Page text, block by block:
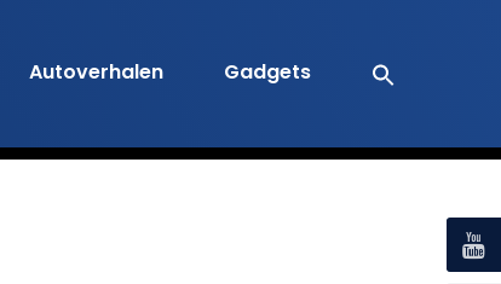
Autoverhalen Gadgets